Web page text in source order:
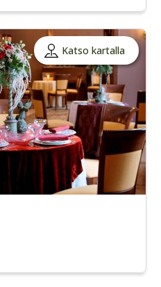
Katso kartalla